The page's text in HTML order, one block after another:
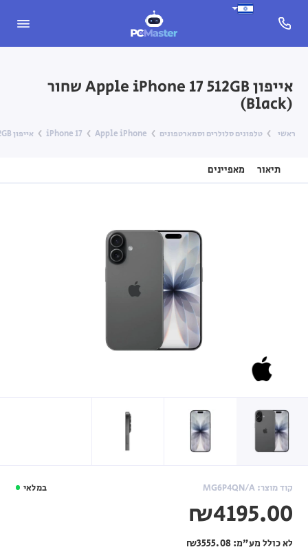
אייפון Apple iPhone 17 ‎512GB שחור
(Black)
ראשי טלפונים סלולרים וסמארטפונים Apple iPhone
iPhone 17 אייפון Apple iPhone 17 ‎512GB שחור (Black)
תיאור מאפיינים
במלאי קוד מוצר: MG6P4QN/A
₪4195.00
לא כולל מע"מ:₪3555.08